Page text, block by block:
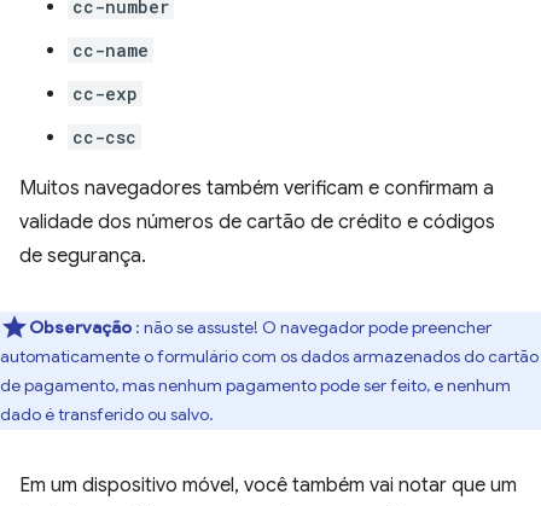
cc-number
cc-name
cc-exp
cc-csc
Muitos navegadores também verificam e confirmam a
validade dos números de cartão de crédito e códigos
de segurança.
Observação : não se assuste! O navegador pode preencher
automaticamente o formulário com os dados armazenados do cartão
de pagamento, mas nenhum pagamento pode ser feito, e nenhum
dado é transferido ou salvo.
Em um dispositivo móvel, você também vai notar que um